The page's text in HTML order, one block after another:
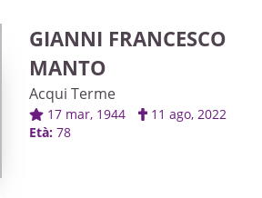
GIANNI FRANCESCO
MANTO
Acqui Terme
17 mar, 1944
11 ago, 2022
Età: 78